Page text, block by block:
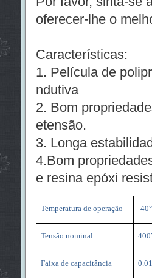
oferecer-lhe o
Características:
1. Película de
ndutiva
2. Bom
etensão.
3. Longa
4.Bom
e resina epóxi
Temperatura de operação -
Tensão nominal
Faixa de capacitância